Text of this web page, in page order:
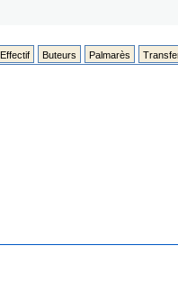
Effectif Buteurs Palmarès